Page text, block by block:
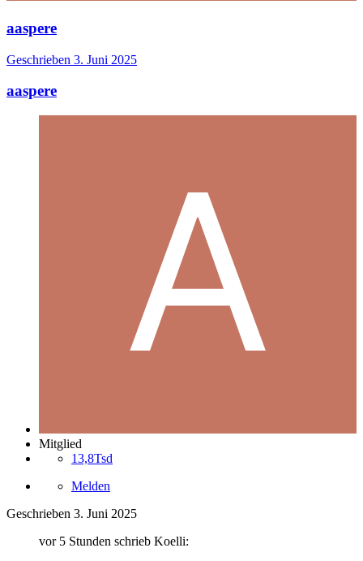
aaspere
Geschrieben 3. Juni 2025
aaspere
Mitglied
13,8Tsd
Melden
Geschrieben 3. Juni 2025
vor 5 Stunden schrieb Koelli: